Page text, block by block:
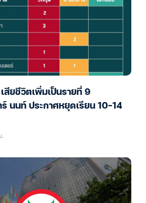
สียชีวิตเพิ่มเป็นรายที่ 9
นนท์ ประกาศหยุดเรียน 10-14
.